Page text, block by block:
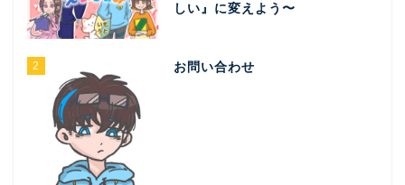
しい』に変えよう〜
2 お問い合わせ